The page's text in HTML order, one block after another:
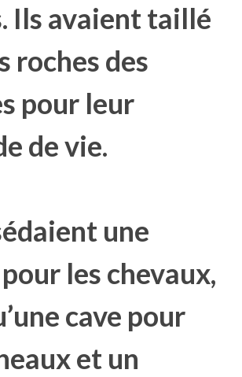
Ils avaient taillé
roches des
pour leur
de vie.
une
les chevaux,
cave pour
et un